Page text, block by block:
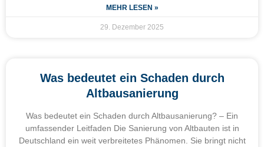
MEHR LESEN »
29. Dezember 2025
Was bedeutet ein Schaden durch
Altbausanierung
Was bedeutet ein Schaden durch Altbausanierung? – Ein
umfassender Leitfaden Die Sanierung von Altbauten ist in
Deutschland ein weit verbreitetes Phänomen. Sie bringt nicht